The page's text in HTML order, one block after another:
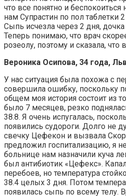
что все понятно и
нам Супрастин по пол таблетки
Сыпь исчезла через 2 дня,
Теперь понимаю, что врач
розеолу, поэтому и сказала, что
Вероника Осипова, 34 года,
У нас ситуация была похожа с
совершила ошибку, поскольку
общем моя история состоит из
было 7 месяцев, резко
38.8. Я очень испугалась,
появились судороги. Долго не
свечку Цефекон и вызвала
предложил госпитализацию, я
больнице нам назначили куча
был антибиотик «Цефекс».
перебоев, но температура
38.4 целых 3 дня. Потом
появилась сыпь по всему телу.